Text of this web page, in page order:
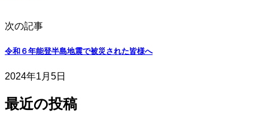
次の記事
令和６年能登半島地震で被災された皆様へ
2024年1月5日
最近の投稿